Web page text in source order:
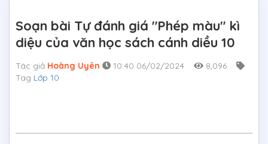
Soạn bài Tự đánh giá "Phép màu" kì
diệu của văn học sách cánh diều 10
Tác giả Hoàng Uyên 10:40 06/02/2024
8,096
Tag Lớp 10